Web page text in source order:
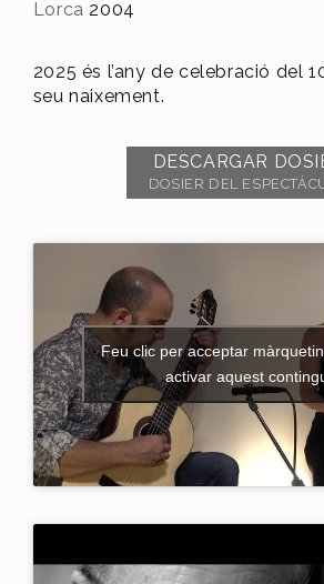
Lorca 2004
2025 és l’any de celebració del
seu naixement.
DESCARGAR
DOSIER DEL
Feu clic per acceptar
activar aquest